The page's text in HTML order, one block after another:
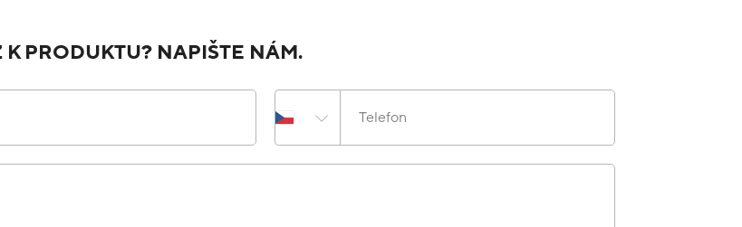
K PRODUKTU? NAPIŠTE NÁM.
Telefon